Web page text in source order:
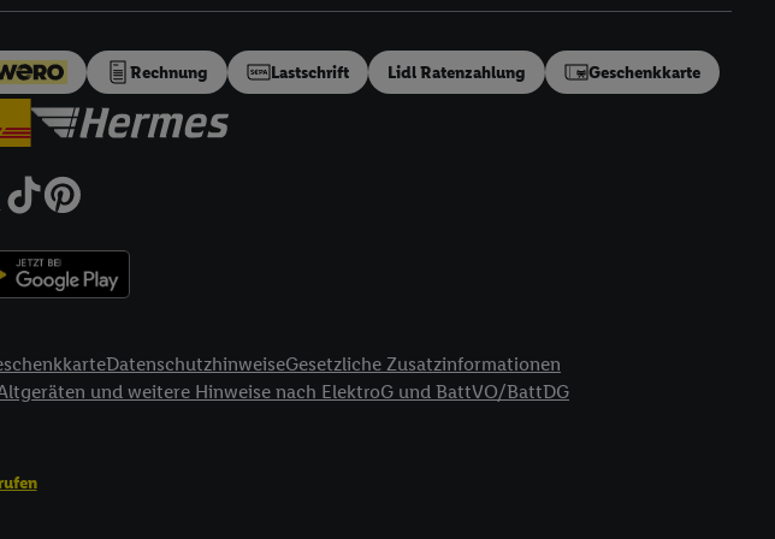
Rechnung Lastschrift Lidl Ratenzahlung Geschenkkarte
DatenschutzhinweiseGesetzliche Zusatzinformationen
und weitere Hinweise nach ElektroG und BattVO/BattDG
oder über „Anpassen“/„Nutzung der
Datenschutzbestimmungen von Utiq.
Techniken zulassen. Durch einen Klick auf
Zwecken unter Einbindung sämtlicher
Datenschutzbestimmungen
oder Partner zulassen; das gilt auch für die
und Fehlerbehebung, Bereitstellung und
anhand automatisch übermittelter Informationen,
der Telekommunikations-basierten Utiq-
der Angebote. Analyse von